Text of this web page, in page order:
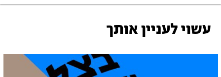
עשוי לעניין אותך